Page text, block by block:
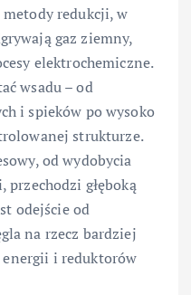
redukcji, w
gaz ziemny,
elektrochemiczne.
wsadu – od
i spieków po wysoko
strukturze.
od wydobycia
głęboką
odejście od
na rzecz bardziej
i reduktorów